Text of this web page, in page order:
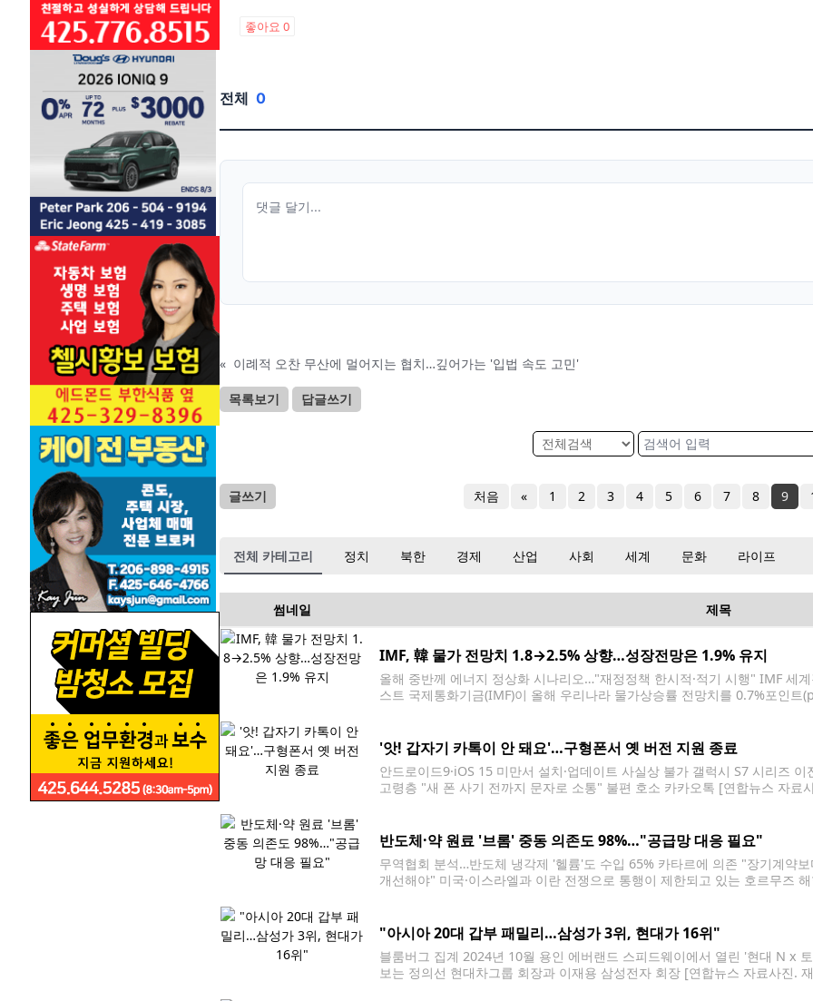
좋아요 0
전체 0
« 이례적 오찬 무산에 멀어지는 협치…깊어가는 '입법 속도 고민'
목록보기 답글쓰기
글쓰기 처음 « 1 2 3 4 5 6 7 8 9
전체 카테고리 정치 북한 경제 산업 사회 세계 문화 라이프
썸네일 제목
IMF, 韓 물가 전망치 1.8→2.5% 상향…성장전망은 1.9% 유지
올해 중반께 에너지 정상화 시나리오…"재정정책 한시적·적기 시행" IMF 세
스트 국제통화기금(IMF)이 올해 우리나라 물가상승률 전망치를 0.7%포인트
'앗! 갑자기 카톡이 안 돼요'…구형폰서 옛 버전 지원 종료
안드로이드9·iOS 15 미만서 설치·업데이트 사실상 불가 갤럭시 S7 시리즈
고령층 "새 폰 사기 전까지 문자로 소통" 불편 호소 카카오톡 [연합뉴스 자료
반도체·약 원료 '브롬' 중동 의존도 98%…"공급망 대응 필요"
무역협회 분석…반도체 냉각제 '헬륨'도 수입 65% 카타르에 의존 "장기계약
개선해야" 미국·이스라엘과 이란 전쟁으로 통행이 제한되고 있는 호르무즈
"아시아 20대 갑부 패밀리…삼성가 3위, 현대가 16위"
블룸버그 집계 2024년 10월 용인 에버랜드 스피드웨이에서 열린 '현대 N x
보는 정의선 현대차그룹 회장과 이재용 삼성전자 회장 [연합뉴스 자료사진.